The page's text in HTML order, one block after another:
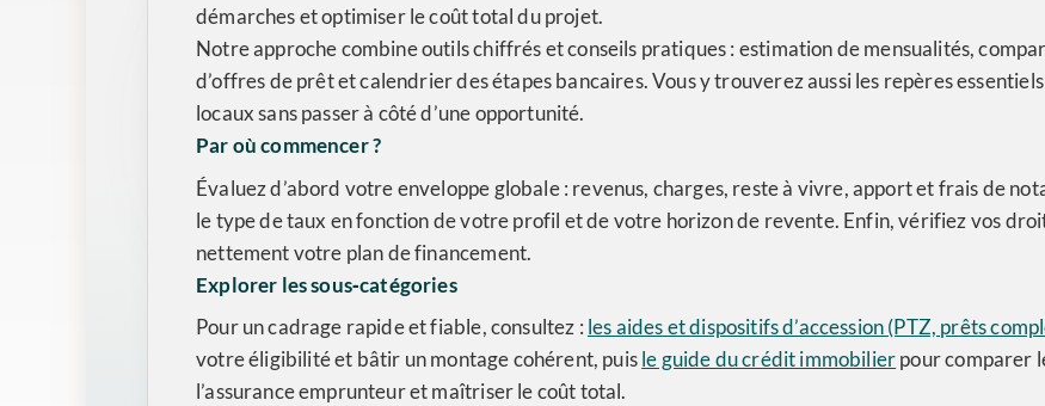
démarches et optimiser le coût total du projet.
Notre approche combine outils chiffrés et conseils pratiques : estimation de mensualités,
d’offres de prêt et calendrier des étapes bancaires. Vous y trouverez aussi les repères
locaux sans passer à côté d’une opportunité.
Par où commencer ?
Évaluez d’abord votre enveloppe globale : revenus, charges, reste à vivre, apport et frais de
le type de taux en fonction de votre profil et de votre horizon de revente. Enfin, vérifiez vos
nettement votre plan de financement.
Explorer les sous‑catégories
Pour un cadrage rapide et fiable, consultez : les aides et dispositifs d’accession (PTZ, prêts
votre éligibilité et bâtir un montage cohérent, puisle guide du crédit immobilierpour comparer
l’assurance emprunteur et maîtriser le coût total.